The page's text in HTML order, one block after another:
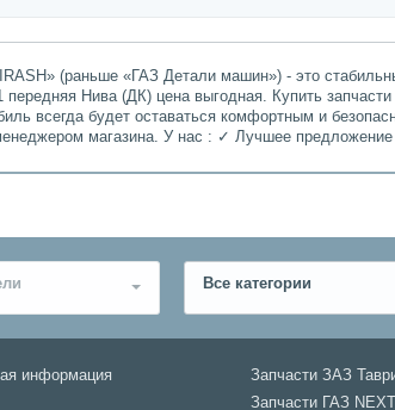
(раньше «ГАЗ Детали машин») - это
Нива (ДК) цена выгодная. Купить
всегда будет оставаться комфортным и
магазина. У нас : ✓ Лучшее
Все категории
информация
Запчасти ЗАЗ
Запчасти ГАЗ NEXT